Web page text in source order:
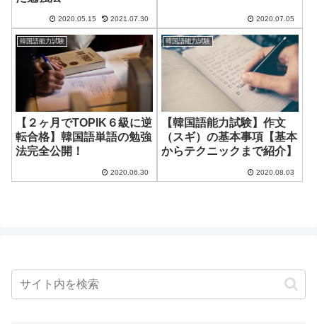
2020.05.15 2021.07.30 2020.07.05
韓国語能力試験
【２ヶ月でTOPIK６級に逆
転合格】韓国語単語の勉強
法完全公開！
2020.06.30
韓国語能力試験
【韓国語能力試験】作文
（スギ）の基本事項【基本
からテクニックまで紹介】
2020.08.03